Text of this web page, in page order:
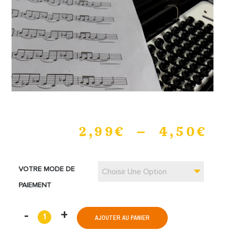
2,99€ – 4,50€
VOTRE MODE DE
PAIEMENT
Choisir Une Option
AJOUTER AU PANIER